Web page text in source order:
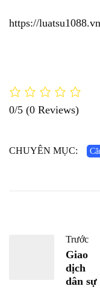
https://
0/5 (0 Reviews)
CHUYÊN MỤC:
Trước
Giao
dịch
dân sự